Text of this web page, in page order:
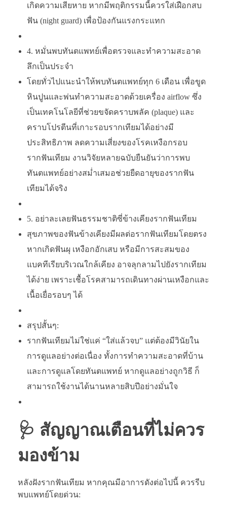
เกิดความเสียหาย หากมีพฤติกรรมนี้ควรใส่เฝือกสบ
ฟัน (night guard) เพื่อป้องกันแรงกระแทก
4. หมั่นพบทันตแพทย์เพื่อตรวจและทำความสะอาด
ลึกเป็นประจำ
โดยทั่วไปแนะนำให้พบทันตแพทย์ทุก 6 เดือน เพื่อขูด
หินปูนและพ่นทำความสะอาดด้วยเครื่อง airflow ซึ่ง
เป็นเทคโนโลยีที่ช่วยขจัดคราบพลัค (plaque) และ
คราบโปรตีนที่เกาะรอบรากเทียมได้อย่างมี
ประสิทธิภาพ ลดความเสี่ยงของโรคเหงือกรอบ
รากฟันเทียม งานวิจัยหลายฉบับยืนยันว่าการพบ
ทันตแพทย์อย่างสม่ำเสมอช่วยยืดอายุของรากฟัน
เทียมได้จริง
5. อย่าละเลยฟันธรรมชาติซี่ข้างเคียงรากฟันเทียม
สุขภาพของฟันข้างเคียงมีผลต่อรากฟันเทียมโดยตรง
หากเกิดฟันผุ เหงือกอักเสบ หรือมีการสะสมของ
แบคทีเรียบริเวณใกล้เคียง อาจลุกลามไปยังรากเทียม
ได้ง่าย เพราะเชื้อโรคสามารถเดินทางผ่านเหงือกและ
เนื้อเยื่อรอบๆ ได้
สรุปสั้นๆ:
รากฟันเทียมไม่ใช่แค่ “ใส่แล้วจบ” แต่ต้องมีวินัยใน
การดูแลอย่างต่อเนื่อง ทั้งการทำความสะอาดที่บ้าน
และการดูแลโดยทันตแพทย์ หากดูแลอย่างถูกวิธี ก็
สามารถใช้งานได้นานหลายสิบปีอย่างมั่นใจ
🩺 สัญญาณเตือนที่ไม่ควร
มองข้าม
หลังฝังรากฟันเทียม หากคุณมีอาการดังต่อไปนี้ ควรรีบ
พบแพทย์โดยด่วน: